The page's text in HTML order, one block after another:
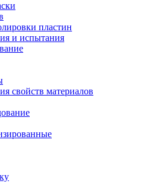
пластин
и испытания
свойств материалов